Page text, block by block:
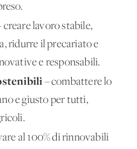
creare lavoro stabile,
ridurre il precariato e
e responsabili.
– combattere lo
e giusto per tutti,
al 100% di rinnovabili